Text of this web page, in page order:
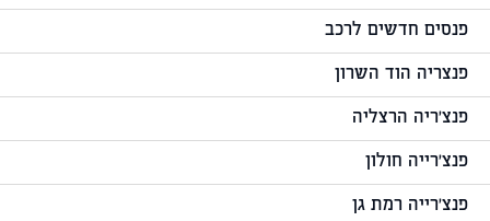
פנסים חדשים לרכב
פנצריה הוד השרון
פנצ'ריה הרצליה
פנצ'רייה חולון
פנצ'רייה רמת גן